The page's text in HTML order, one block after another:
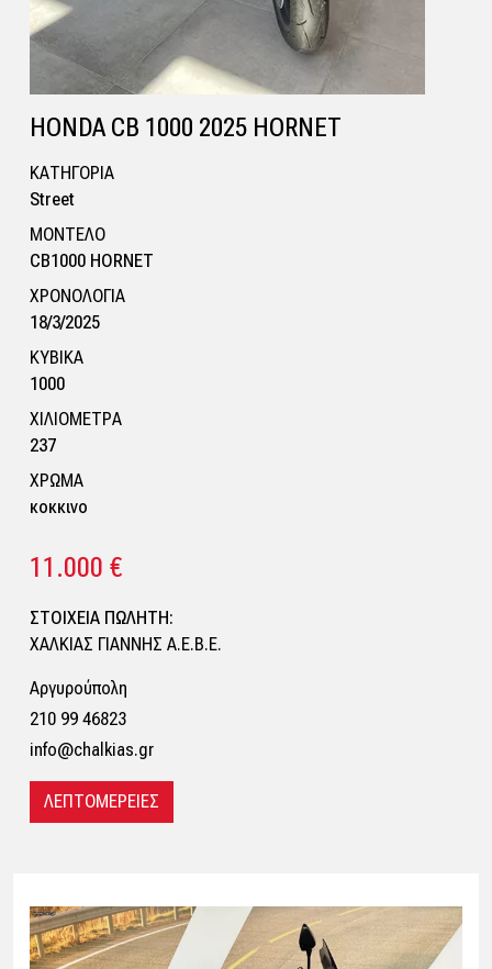
HONDA CB 1000 2025 HORNET
ΚΑΤΗΓΟΡΙΑ
Street
ΜΟΝΤΕΛΟ
CB1000 HORNET
ΧΡΟΝΟΛΟΓΙΑ
18/3/2025
ΚΥΒΙΚΑ
1000
ΧΙΛΙΟΜΕΤΡΑ
237
ΧΡΩΜΑ
κοκκινο
11.000 €
ΣΤΟΙΧΕΙΑ ΠΩΛΗΤΗ:
ΧΑΛΚΙΑΣ ΓΙΑΝΝΗΣ Α.Ε.Β.Ε.
Αργυρούπολη
210 99 46823
info@chalkias.gr
ΛΕΠΤΟΜΕΡΕΙΕΣ